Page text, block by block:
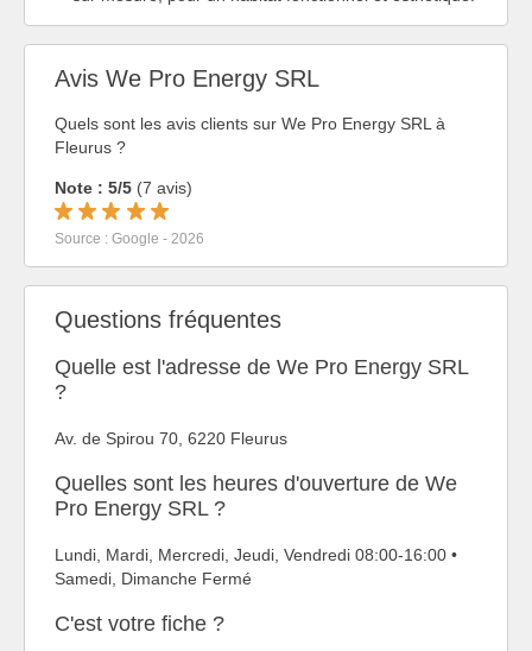
Avis We Pro Energy SRL
Quels sont les avis clients sur We Pro Energy SRL à
Fleurus ?
Note : 5/5 (7 avis)
Source : Google - 2026
Questions fréquentes
Quelle est l'adresse de We Pro Energy SRL
?
Av. de Spirou 70, 6220 Fleurus
Quelles sont les heures d'ouverture de We
Pro Energy SRL ?
Lundi, Mardi, Mercredi, Jeudi, Vendredi 08:00-16:00 •
Samedi, Dimanche Fermé
C'est votre fiche ?